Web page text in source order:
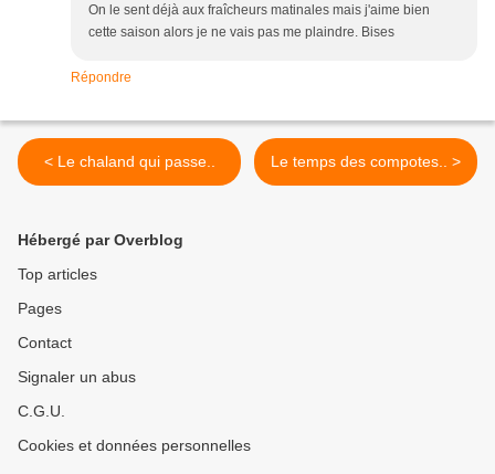
On le sent déjà aux fraîcheurs matinales mais j'aime bien
cette saison alors je ne vais pas me plaindre. Bises
Répondre
< Le chaland qui passe.. Le temps des compotes.. >
Hébergé par Overblog
Top articles
Pages
Contact
Signaler un abus
C.G.U.
Cookies et données personnelles